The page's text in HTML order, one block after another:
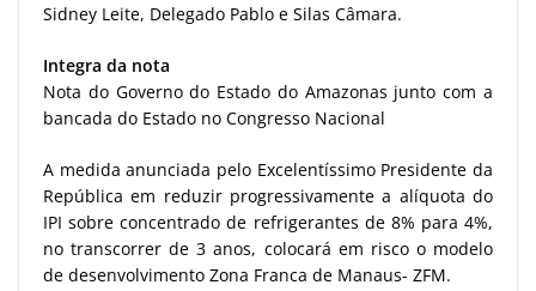
Sidney Leite, Delegado Pablo e Silas Câmara.
Integra da nota
Nota do Governo do Estado do Amazonas junto com a
bancada do Estado no Congresso Nacional
A medida anunciada pelo Excelentíssimo Presidente da
República em reduzir progressivamente a alíquota do
IPI sobre concentrado de refrigerantes de 8% para 4%,
no transcorrer de 3 anos, colocará em risco o modelo
de desenvolvimento Zona Franca de Manaus- ZFM.